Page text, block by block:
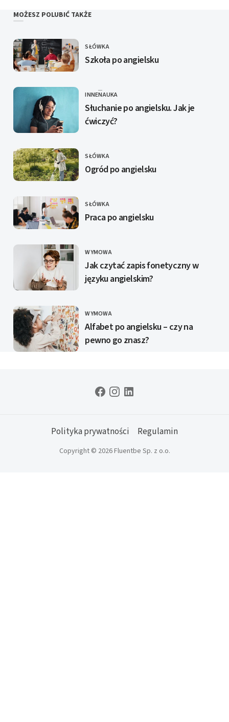
MOŻESZ POLUBIĆ TAKŻE
KATEGORIE
SŁÓWKA
Szkoła po angielsku
KATEGORIE
INNENAUKA
Słuchanie po angielsku. Jak je
ćwiczyć?
KATEGORIE
SŁÓWKA
Ogród po angielsku
KATEGORIE
SŁÓWKA
Praca po angielsku
KATEGORIE
WYMOWA
Jak czytać zapis fonetyczny w
języku angielskim?
KATEGORIE
WYMOWA
Alfabet po angielsku – czy na
pewno go znasz?
Polityka prywatności Regulamin
Copyright © 2026 Fluentbe Sp. z o.o.